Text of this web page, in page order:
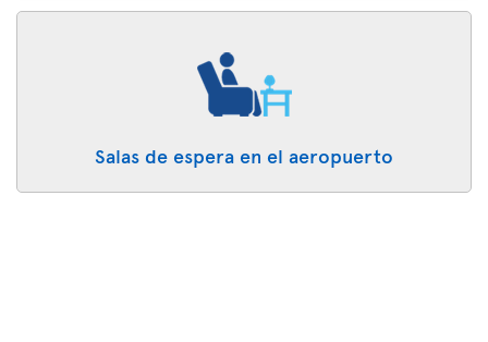
Salas de espera en el aeropuerto